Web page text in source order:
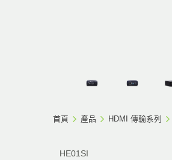
首頁 產品 HDMI 傳輸系列
HE01SI